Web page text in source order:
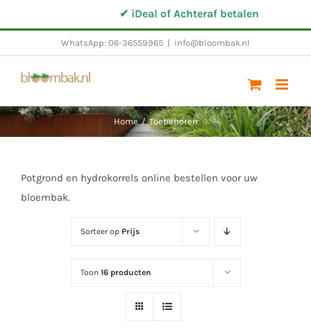
naar
✔ iDeal of Achteraf betalen
WhatsApp: 06-36559965 info@bloombak.nl
Home / Toebehoren
Potgrond en hydrokorrels online bestellen voor uw
bloembak.
Sorteer op Prijs
Toon 16 producten